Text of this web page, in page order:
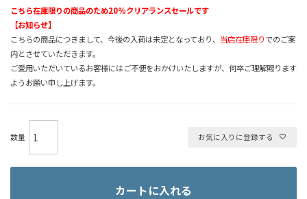
こちら在庫限りの商品のため20%クリアランスセールです
【お知らせ】
こちらの商品につきまして、今後の入荷は未定となっており、 当店在庫限りでのご案
内とさせていただきます。
ご愛用いただいているお客様にはご不便をおかけいたしますが、何卒ご理解賜ります
ようお願い申し上げます。
お気に入りに登録する
カートに入れる